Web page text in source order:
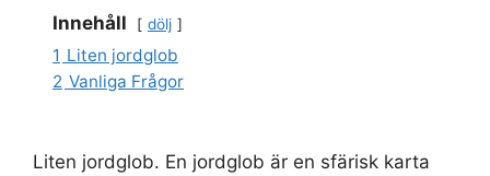
Innehåll dölj
1 Liten jordglob
2 Vanliga Frågor
Liten jordglob. En jordglob är en sfärisk karta